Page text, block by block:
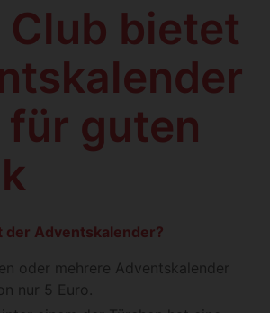
Club bietet
guten
Adventskalender?
oder mehrere Adventskalender
nur 5 Euro.